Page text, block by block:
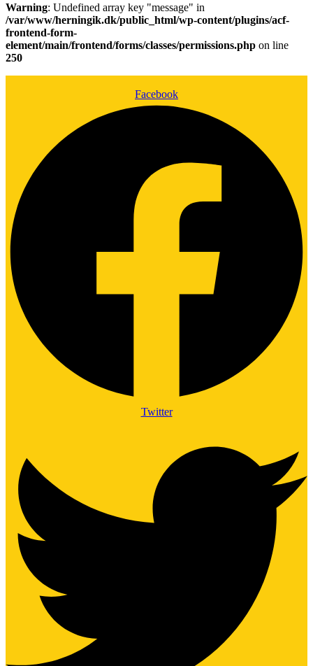
Warning: Undefined array key "message" in
/var/www/herningik.dk/public_html/wp-content/plugins/acf-
frontend-form-
element/main/frontend/forms/classes/permissions.php on line
250
Facebook
Twitter